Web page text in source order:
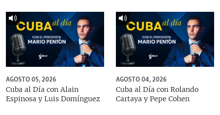
AGOSTO 05, 2026
Cuba al Día con Alain
Espinosa y Luis Domínguez
AGOSTO 04, 2026
Cuba al Día con Rolando
Cartaya y Pepe Cohen